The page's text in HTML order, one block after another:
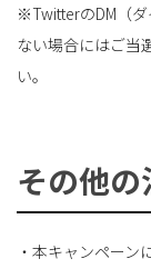
※TwitterのDM（
ない場合にはご当
い。
その他
・本キャンペーン